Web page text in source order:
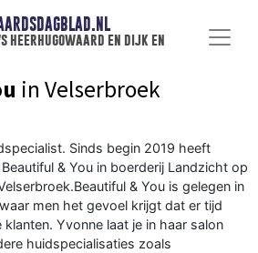
heerhugowaard en dijk en
in Velserbroek
Sinds begin 2019 heeft
& You in boerderij Landzicht op
& You is gelegen in
men het gevoel krijgt dat er tijd
Yvonne laat je in haar salon
huidspecialisaties zoals